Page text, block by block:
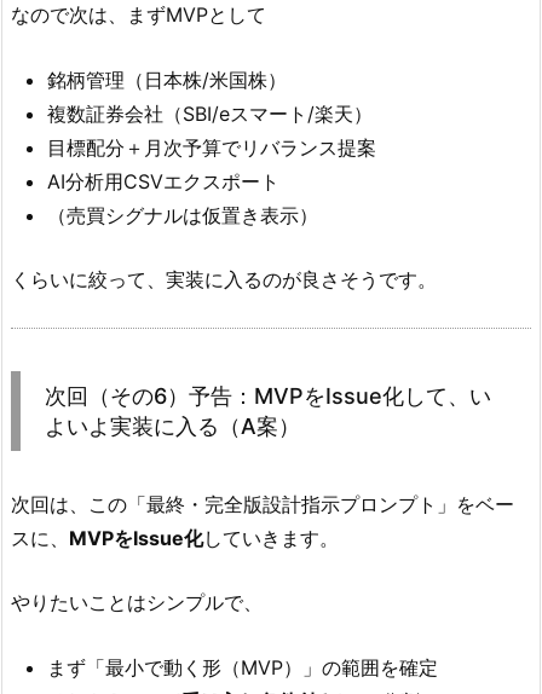
なので次は、まずMVPとして
銘柄管理（日本株/米国株）
複数証券会社（SBI/eスマート/楽天）
目標配分＋月次予算でリバランス提案
AI分析用CSVエクスポート
（売買シグナルは仮置き表示）
くらいに絞って、実装に入るのが良さそうです。
次回（その6）予告：MVPをIssue化して、い
よいよ実装に入る（A案）
次回は、この「最終・完全版設計指示プロンプト」をベー
スに、 MVPをIssue化していきます。
やりたいことはシンプルで、
まず「最小で動く形（MVP）」の範囲を確定